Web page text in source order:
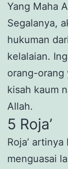
Yang Maha
Segalanya,
hukuman
kelalaian.
orang-orang
kisah kaum
Allah.
5 Roja’
Roja’
menguasai